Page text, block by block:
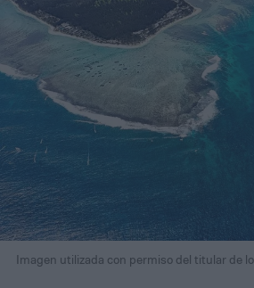
Imagen utilizada con permiso del titular de